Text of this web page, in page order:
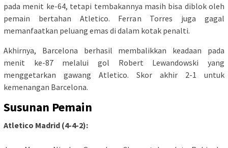
pada menit ke-64, tetapi tembakannya masih bisa diblok oleh
pemain bertahan Atletico. Ferran Torres juga gagal
memanfaatkan peluang emas di dalam kotak penalti.
Akhirnya, Barcelona berhasil membalikkan keadaan pada
menit ke-87 melalui gol Robert Lewandowski yang
menggetarkan gawang Atletico. Skor akhir 2-1 untuk
kemenangan Barcelona.
Susunan Pemain
Atletico Madrid (4-4-2):